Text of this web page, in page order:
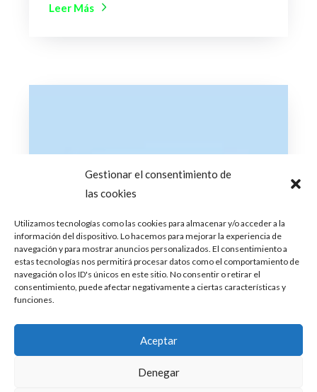
Gestionar el consentimiento de
las cookies
Utilizamos tecnologías como las cookies para almacenar y/o acceder a la
información del dispositivo. Lo hacemos para mejorar la experiencia de
navegación y para mostrar anuncios personalizados. El consentimiento a
estas tecnologías nos permitirá procesar datos como el comportamiento de
navegación o los ID's únicos en este sitio. No consentir o retirar el
consentimiento, puede afectar negativamente a ciertas características y
funciones.
Aceptar
Denegar
Leer Más